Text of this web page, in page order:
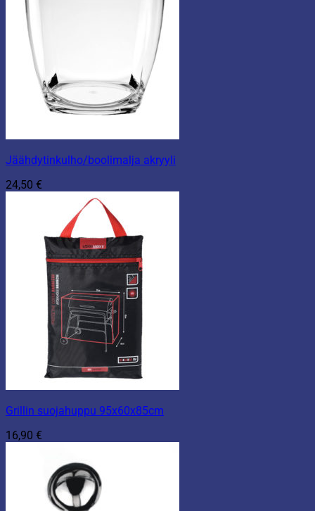
Jäähdytinkulho/boolimalja akryyli
24,50 €
Grillin suojahuppu 95x60x85cm
16,90 €